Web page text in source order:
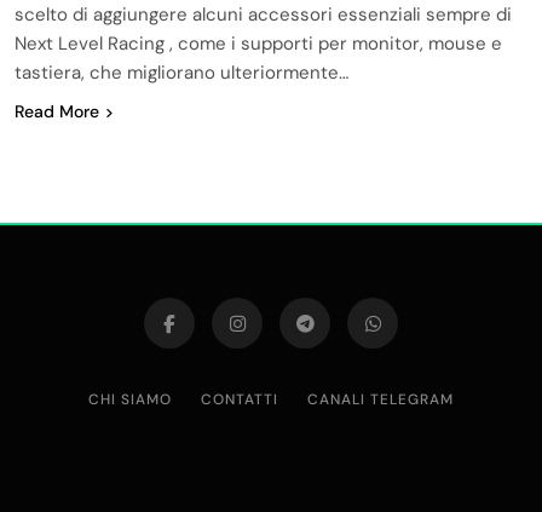
scelto di aggiungere alcuni accessori essenziali sempre di
Next Level Racing , come i supporti per monitor, mouse e
tastiera, che migliorano ulteriormente…
Read More
CHI SIAMO CONTATTI CANALI TELEGRAM